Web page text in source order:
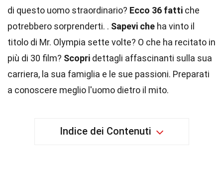
di questo uomo straordinario? Ecco 36 fatti che
potrebbero sorprenderti. . Sapevi che ha vinto il
titolo di Mr. Olympia sette volte? O che ha recitato in
più di 30 film? Scopri dettagli affascinanti sulla sua
carriera, la sua famiglia e le sue passioni. Preparati
a conoscere meglio l'uomo dietro il mito.
Indice dei Contenuti